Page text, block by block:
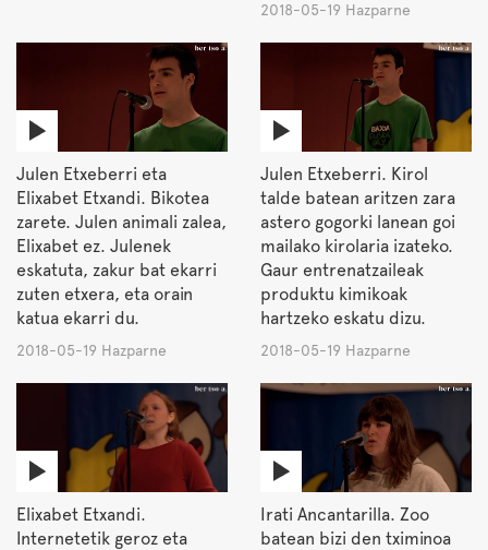
2018-05-19 Hazparne
Julen Etxeberri eta
Elixabet Etxandi. Bikotea
zarete. Julen animali zalea,
Elixabet ez. Julenek
eskatuta, zakur bat ekarri
zuten etxera, eta orain
katua ekarri du.
2018-05-19 Hazparne
Julen Etxeberri. Kirol
talde batean aritzen zara
astero gogorki lanean goi
mailako kirolaria izateko.
Gaur entrenatzaileak
produktu kimikoak
hartzeko eskatu dizu.
2018-05-19 Hazparne
Elixabet Etxandi.
Internetetik geroz eta
Irati Ancantarilla. Zoo
batean bizi den tximinoa